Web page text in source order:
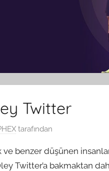
Twitter
tarafından
ve benzer düşünen
Twitter’a bakmaktan